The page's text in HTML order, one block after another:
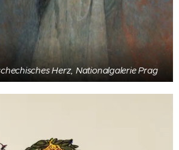
Herz, Nationalgalerie Prag